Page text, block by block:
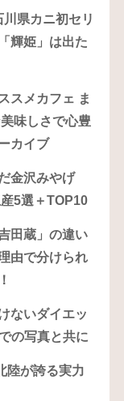
川県カニ初セリ
輝姫」は出た
スメカフェ ま
味しさで心豊
カイブ
金沢みやげ
5選＋TOP10
田蔵」の違い
由で分けられ
ないダイエッ
の写真と共に
陸が誇る実力